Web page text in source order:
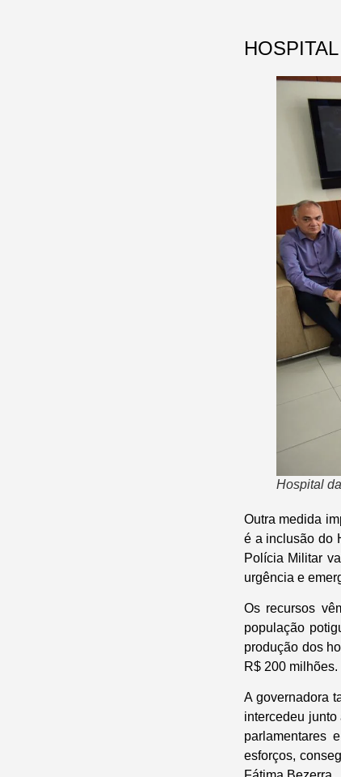
Hospital
Outra medida
é a inclusão do
Polícia Militar
urgência e
Os recursos
população
produção dos
R$ 200 milhões.
A governadora
intercedeu
parlamentares
esforços,